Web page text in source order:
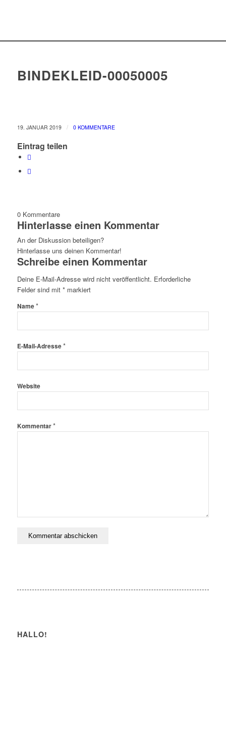
BINDEKLEID-00050005
19. JANUAR 2019 / 0 KOMMENTARE
Eintrag teilen
0 Kommentare
Hinterlasse einen Kommentar
An der Diskussion beteiligen?
Hinterlasse uns deinen Kommentar!
Schreibe einen Kommentar
Deine E-Mail-Adresse wird nicht veröffentlicht. Erforderliche
Felder sind mit *markiert
Name*
E-Mail-Adresse*
Website
Kommentar*
HALLO!